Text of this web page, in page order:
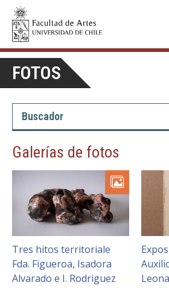
CARRERAS
POSTGRADO
EXTENSIÓN
CREACIÓNE
BIBLIOTECA
DEPARTAMENTOS
FACULTAD
FOTOS
Galerías de fotos
Tres hitos territoriale
Fda. Figueroa, Isadora
Alvarado e I. Rodriguez